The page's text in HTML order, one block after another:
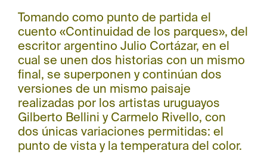
Tomando como punto de partida el
cuento «Continuidad de los parques», del
escritor argentino Julio Cortázar, en el
cual se unen dos historias con un mismo
final, se superponen y continúan dos
versiones de un mismo paisaje
realizadas por los artistas uruguayos
Gilberto Bellini y Carmelo Rivello, con
dos únicas variaciones permitidas: el
punto de vista y la temperatura del color.